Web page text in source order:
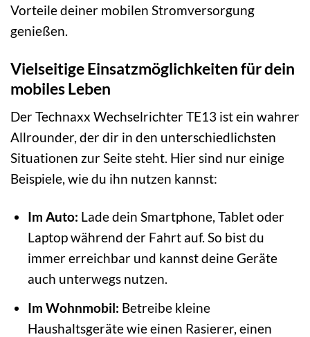
Vorteile deiner mobilen Stromversorgung
genießen.
Vielseitige Einsatzmöglichkeiten für dein
mobiles Leben
Der Technaxx Wechselrichter TE13 ist ein wahrer
Allrounder, der dir in den unterschiedlichsten
Situationen zur Seite steht. Hier sind nur einige
Beispiele, wie du ihn nutzen kannst:
Im Auto: Lade dein Smartphone, Tablet oder
Laptop während der Fahrt auf. So bist du
immer erreichbar und kannst deine Geräte
auch unterwegs nutzen.
Im Wohnmobil: Betreibe kleine
Haushaltsgeräte wie einen Rasierer, einen